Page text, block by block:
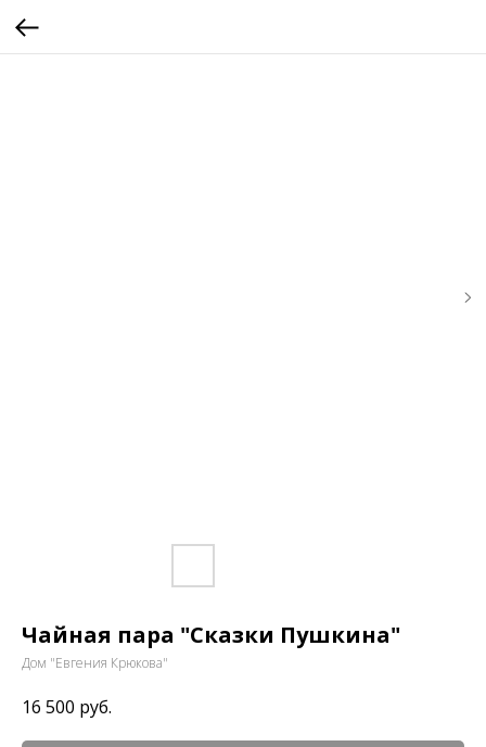
Чайная пара "Сказки Пушкина"
Дом "Евгения Крюкова"
16 500 руб.